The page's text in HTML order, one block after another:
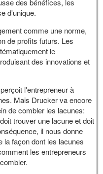
des bénéfices, les
d'unique.
comme une norme,
de profits futurs. Les
le
des innovations et
l'entrepreneur à
Mais Drucker va encore
de combler les lacunes:
trouver une lacune et doit
il nous donne
la façon dont les lacunes
les entrepreneurs